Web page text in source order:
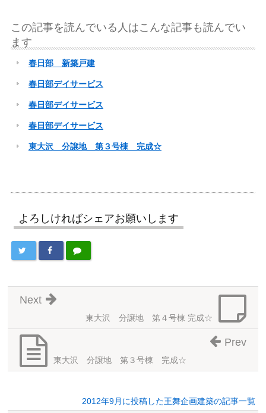
この記事を読んでいる人はこんな記事も読んでい
ます
春日部 新築戸建
春日部デイサービス
春日部デイサービス
春日部デイサービス
東大沢 分譲地 第３号棟 完成☆
よろしければシェアお願いします
東大沢 分譲地 第４号棟 完成☆
Next
東大沢 分譲地 第３号棟 完成☆
Prev
2012年9月に投稿した王舞企画建築の記事一覧